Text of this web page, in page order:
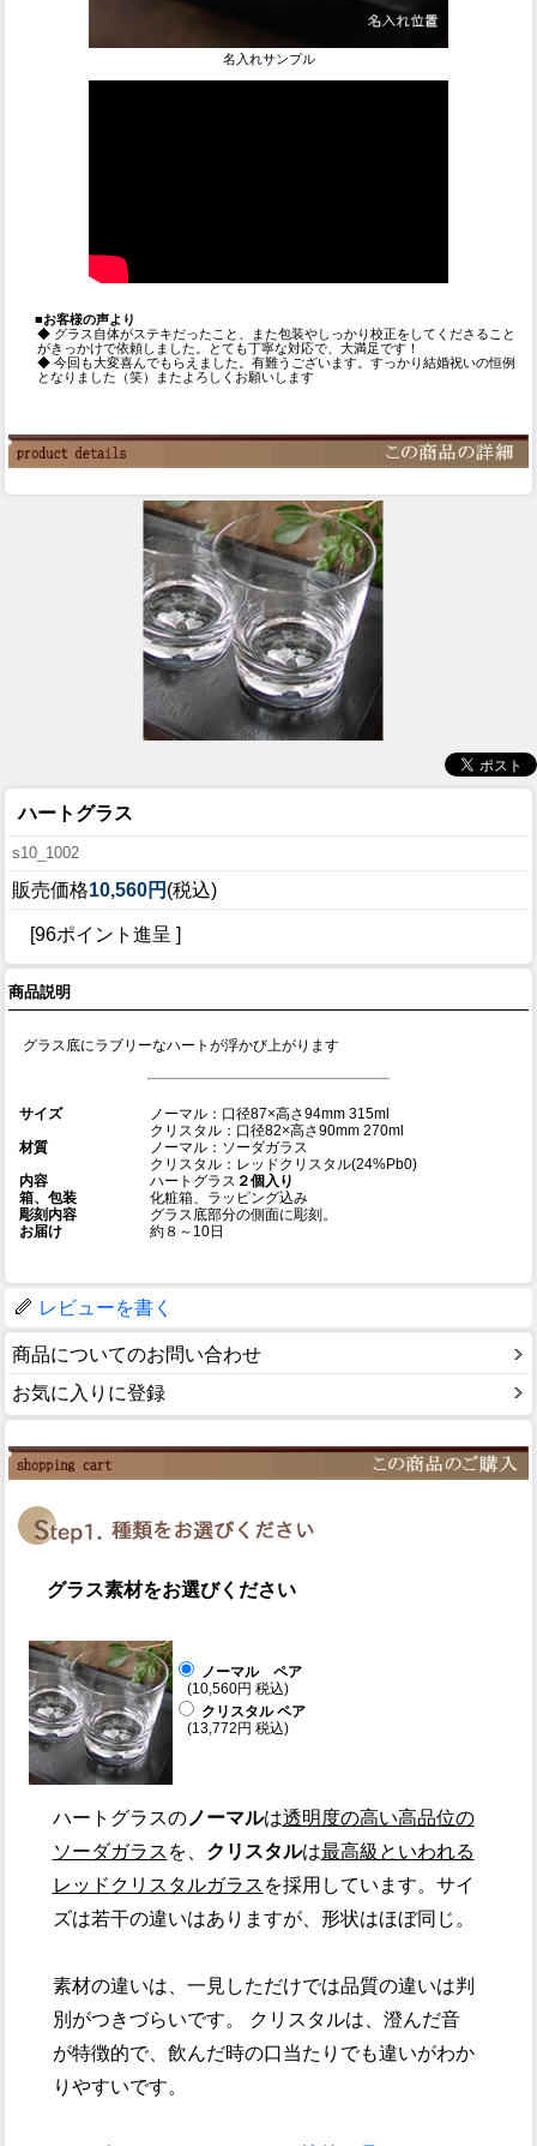
名入れサンプル
■お客様の声より
◆ グラス自体がステキだったこと、また包装やしっかり校正をしてくださること
がきっかけで依頼しました。とても丁寧な対応で、大満足です！
◆ 今回も大変喜んでもらえました。有難うございます。すっかり結婚祝いの恒例
となりました（笑）またよろしくお願いします
ハートグラス
s10_1002
販売価格10,560円 (税込)
[96ポイント進呈 ]
商品説明
グラス底にラブリーなハートが浮かび上がります
サイズ
ノーマル：口径87×高さ94mm 315ml
クリスタル：口径82×高さ90mm 270ml
材質
ノーマル：ソーダガラス
クリスタル：レッドクリスタル(24%Pb0)
内容
ハートグラス ２個入り
箱、包装
化粧箱、ラッピング込み
彫刻内容
グラス底部分の側面に彫刻。
お届け
約８～10日
レビューを書く
商品についてのお問い合わせ
お気に入りに登録
グラス素材をお選びください
ノーマル ペア
(10,560円 税込)
クリスタル ペア
(13,772円 税込)
ハートグラスのノーマルは透明度の高い高品位の
ソーダガラス を、 クリスタルは最高級といわれる
レッドクリスタルガラス を採用しています。サイ
ズは若干の違いはありますが、形状はほぼ同じ。
素材の違いは、一見しただけでは品質の違いは判
別がつきづらいです。 クリスタルは、澄んだ音
が特徴的で、飲んだ時の口当たりでも違いがわか
りやすいです。